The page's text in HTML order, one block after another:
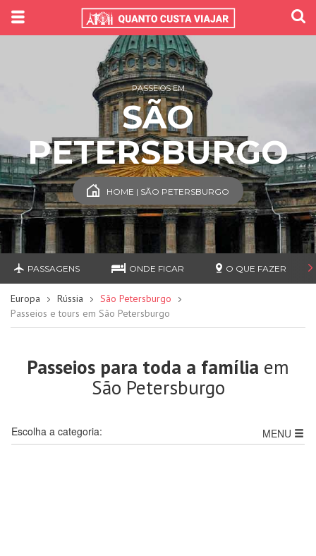
PASSEIOS EM
SÃO
PETERSBURGO
HOME | SÃO PETERSBURGO
PASSAGENS ONDE FICAR O QUE FAZER
Europa Rússia
São Petersburgo
Passeios e tours em São Petersburgo
Passeios para toda a família em
São Petersburgo
MENU
Escolha a categoria: